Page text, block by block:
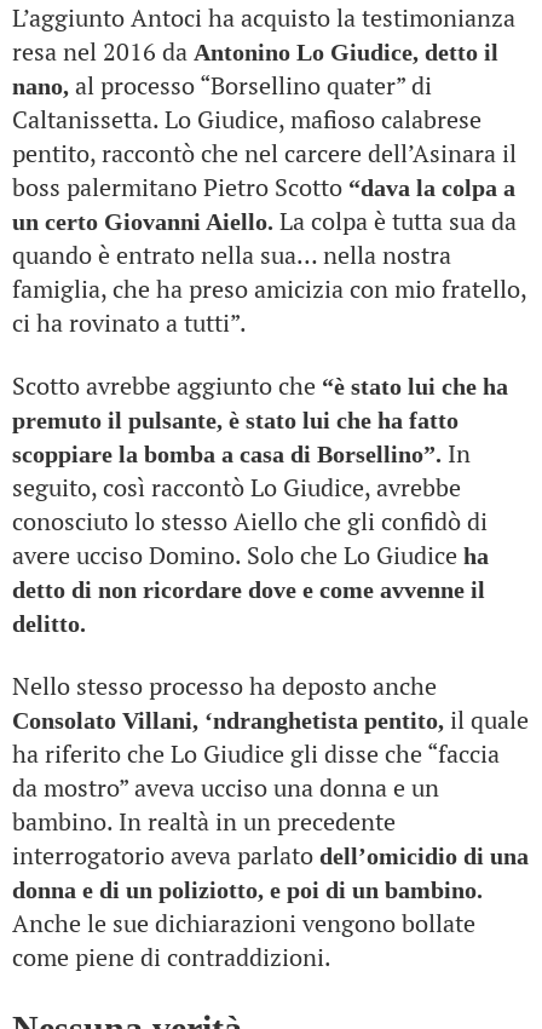
L’aggiunto Antoci ha acquisto la testimonianza
resa nel 2016 da Antonino Lo Giudice, detto il
nano, al processo “Borsellino quater” di
Caltanissetta. Lo Giudice, mafioso calabrese
pentito, raccontò che nel carcere dell’Asinara il
boss palermitano Pietro Scotto “dava la colpa a
un certo Giovanni Aiello. La colpa è tutta sua da
quando è entrato nella sua… nella nostra
famiglia, che ha preso amicizia con mio fratello,
ci ha rovinato a tutti”.
Scotto avrebbe aggiunto che “è stato lui che ha
premuto il pulsante, è stato lui che ha fatto
scoppiare la bomba a casa di Borsellino”. In
seguito, così raccontò Lo Giudice, avrebbe
conosciuto lo stesso Aiello che gli confidò di
avere ucciso Domino. Solo che Lo Giudice ha
detto di non ricordare dove e come avvenne il
delitto.
Nello stesso processo ha deposto anche
Consolato Villani, ‘ndranghetista pentito, il quale
ha riferito che Lo Giudice gli disse che “faccia
da mostro” aveva ucciso una donna e un
bambino. In realtà in un precedente
interrogatorio aveva parlato dell’omicidio di una
donna e di un poliziotto, e poi di un bambino.
Anche le sue dichiarazioni vengono bollate
come piene di contraddizioni.